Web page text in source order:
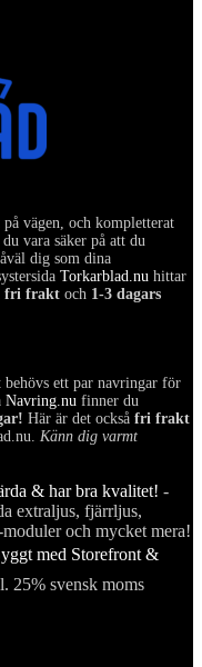
vägen, och kompletterat
vara säker på att du
dig som dina
Torkarblad.nu hittar
fri frakt och 1-3 dagars
ett par navringar för
Navring.nu finner du
Här är det också fri frakt
Känn dig varmt
& har bra kvalitet! -
extraljus, fjärrljus,
och mycket mera!
med Storefront &
25% svensk moms